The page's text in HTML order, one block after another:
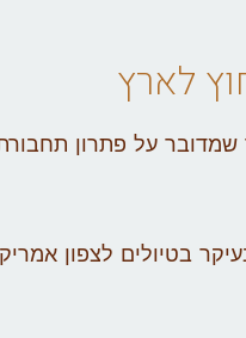
לארץ
על פתרון
בטיולים לצפון